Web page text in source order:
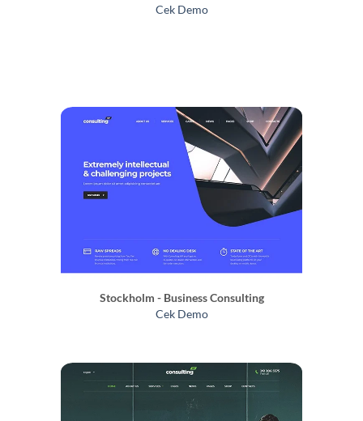
Cek Demo
Stockholm - Business Consulting
Cek Demo